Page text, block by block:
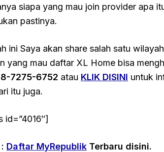
siapa yang mau join provider apa
pastinya.
ini Saya akan share salah satu
yang mau daftar XL Home bisa
7275-6752 atau KLIK DISINI untuk
itu juga.
id=”4016″]
Daftar MyRepublik Terbaru disini.